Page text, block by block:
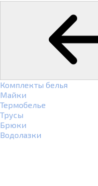
Комплекты белья
Майки
Термобелье
Трусы
Брюки
Водолазки